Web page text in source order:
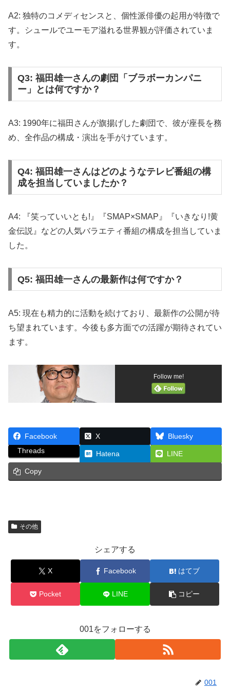
A2: 独特のコメディセンスと、個性派俳優の起用が特徴で
す。シュールでユーモア溢れる世界観が評価されていま
す。
Q3: 福田雄一さんの劇団「ブラボーカンパニ
ー」とは何ですか？
A3: 1990年に福田さんが旗揚げした劇団で、彼が座長を務
め、全作品の構成・演出を手がけています。
Q4: 福田雄一さんはどのようなテレビ番組の構
成を担当していましたか？
A4: 『笑っていいとも!』『SMAP×SMAP』『いきなり!黄
金伝説』などの人気バラエティ番組の構成を担当していま
した。
Q5: 福田雄一さんの最新作は何ですか？
A5: 現在も精力的に活動を続けており、最新作の公開が待
ち望まれています。今後も多方面での活躍が期待されてい
ます。
Follow me!
Facebook X
Bluesky
Threads
Hatena LINE
Copy
その他
シェアする
X Facebook はてブ
Pocket LINE コピー
001をフォローする
001